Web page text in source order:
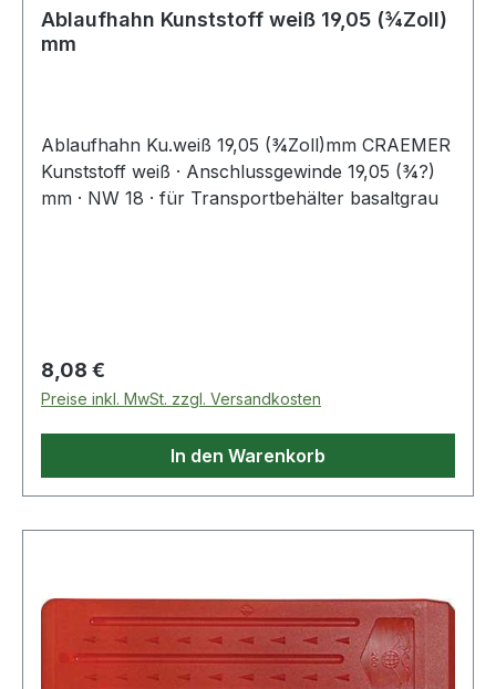
Ablaufhahn Kunststoff weiß 19,05 (¾Zoll)
mm
Ablaufhahn Ku.weiß 19,05 (¾Zoll)mm CRAEMER
Kunststoff weiß · Anschlussgewinde 19,05 (¾?)
mm · NW 18 · für Transportbehälter basaltgrau
Regulärer Preis:
8,08 €
Preise inkl. MwSt. zzgl. Versandkosten
In den Warenkorb